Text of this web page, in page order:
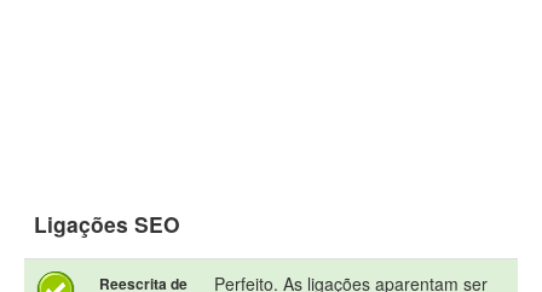
Ligações SEO
Reescrita de
Perfeito. As ligações aparentam ser